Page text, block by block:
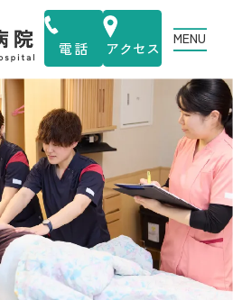
電話 アクセス
MENU